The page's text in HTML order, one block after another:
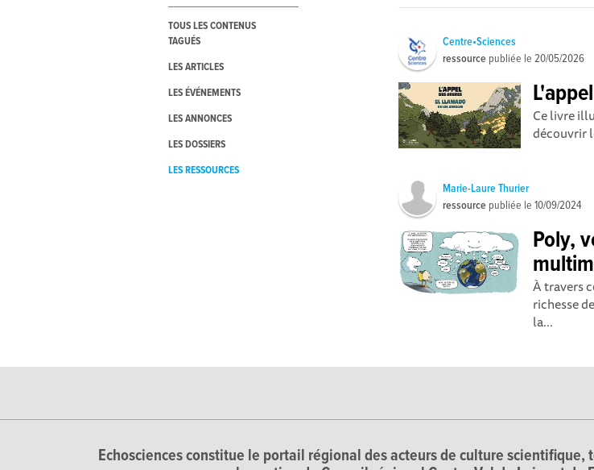
TOUS LES CONTENUS
TAGUÉS
LES ARTICLES
LES ÉVÉNEMENTS
LES ANNONCES
LES DOSSIERS
LES RESSOURCES
Centre•Sciences
ressource publiée le20/05/2026
Ce livre
découvrir
Marie-Laure Thurier
ressource publiée le10/09/2024
Poly,
À travers
richesse
la...
Echosciences constitue le portail régional des acteurs de culture